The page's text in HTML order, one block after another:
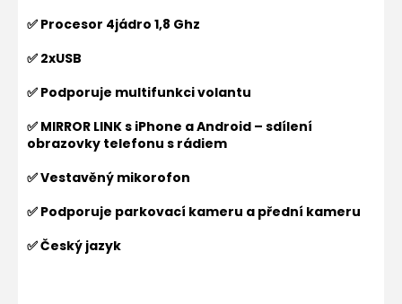
✅ Procesor 4jádro 1,8 Ghz
✅ 2xUSB
✅ Podporuje multifunkci volantu
✅ MIRROR LINK s iPhone a Android – sdílení
obrazovky telefonu s rádiem
✅ Vestavěný mikorofon
✅ Podporuje parkovací kameru a přední kameru
✅ Český jazyk